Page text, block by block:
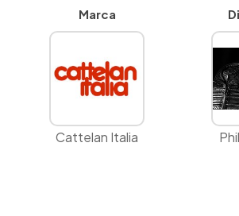
Marca
Cattelan Italia